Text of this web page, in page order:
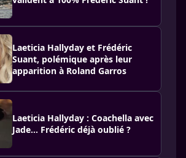
Laeticia Hallyday et Frédéric
Suant, polémique après leur
apparition à Roland Garros
Laeticia Hallyday : Coachella avec
Jade... Frédéric déjà oublié ?